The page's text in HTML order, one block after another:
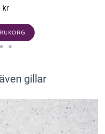
kr
gillar